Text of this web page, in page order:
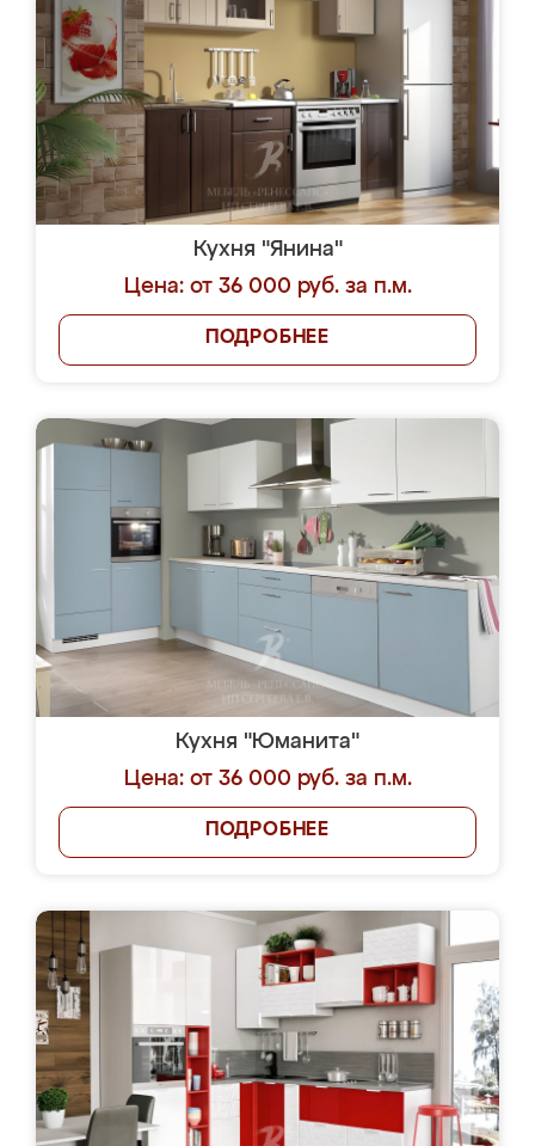
Кухня "Янина"
Цена: от 36 000 руб. за п.м.
ПОДРОБНЕЕ
Кухня "Юманита"
Цена: от 36 000 руб. за п.м.
ПОДРОБНЕЕ